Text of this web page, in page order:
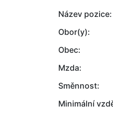
Název pozice:
Obor(y):
Obec:
Mzda:
Směnnost:
Minimální